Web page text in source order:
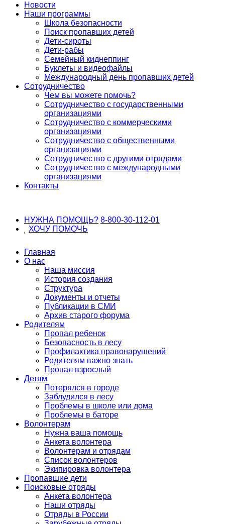
Новости
Наши программы
Школа безопасности
Поиск пропавших детей
Дети-сироты
Дети-рабы
Семейный киднеппинг
Буклеты и видеофайлы
Международный день пропавших детей
Сотрудничество
Чем вы можете помочь?
Сотрудничество с государственными
организациями
Сотрудничество с коммерческими
организациями
Сотрудничество с общественными
организациями
Сотрудничество с другими отрядами
Сотрудничество с международными
организациями
Контакты
НУЖНА ПОМОЩЬ? 8-800-30-112-01
ХОЧУ ПОМОЧЬ
Главная
О нас
Наша миссия
История создания
Структура
Документы и отчеты
Публикации в СМИ
Архив старого форума
Родителям
Пропал ребенок
Безопасность в лесу
Профилактика правонарушений
Родителям важно знать
Пропал взрослый
Детям
Потерялся в городе
Заблудился в лесу
Проблемы в школе или дома
Проблемы в баторе
Волонтерам
Нужна ваша помощь
Анкета волонтера
Волонтерам и отрядам
Список волонтеров
Экипировка волонтера
Пропавшие дети
Поисковые отряды
Анкета волонтера
Наши отряды
Отряды в России